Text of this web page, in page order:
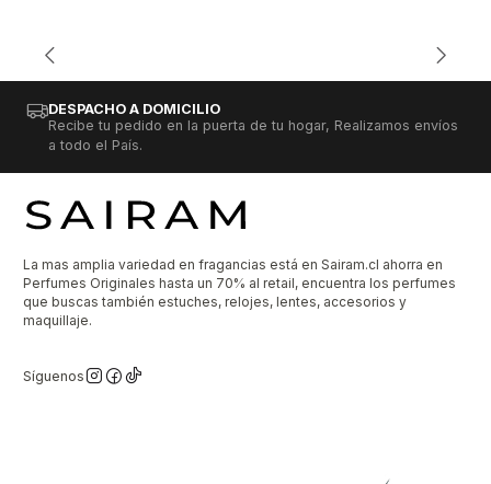
DESPACHO A DOMICILIO
Recibe tu pedido en la puerta de tu hogar, Realizamos envíos
a todo el País.
La mas amplia variedad en fragancias está en Sairam.cl ahorra en
Perfumes Originales hasta un 70% al retail, encuentra los perfumes
que buscas también estuches, relojes, lentes, accesorios y
maquillaje.
Síguenos